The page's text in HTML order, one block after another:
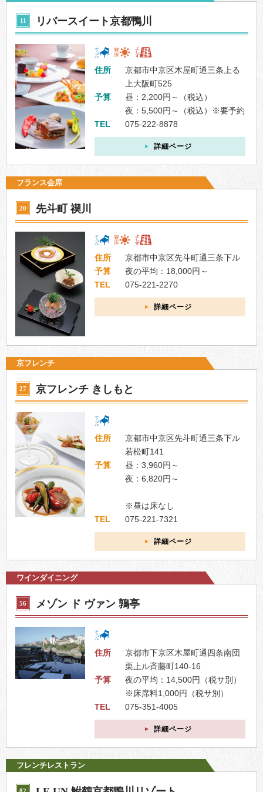
11 リバースイート京都鴨川
住所
京都市中京区木屋町通三条上る
上大阪町525
予算
昼：2,200円～（税込）
夜：5,500円～（税込）※要予約
TEL
075-222-8878
詳細ページ
フランス会席
20 先斗町 禊川
住所
京都市中京区先斗町通三条下ル
予算
夜の平均：18,000円～
TEL
075-221-2270
詳細ページ
京フレンチ
27 京フレンチ きしもと
住所
京都市中京区先斗町通三条下ル
若松町141
予算
昼：3,960円～
夜：6,820円～
※昼は床なし
TEL
075-221-7321
詳細ページ
ワインダイニング
56 メゾン ド ヴァン 鶉亭
住所
京都市下京区木屋町通四条南団
栗上ル斉藤町140-16
予算
夜の平均：14,500円（税サ別）
※床席料1,000円（税サ別）
TEL
075-351-4005
詳細ページ
フレンチレストラン